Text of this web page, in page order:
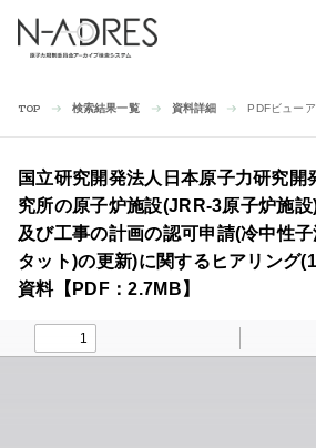
TOP 検索結果一覧 資料詳細 PDFビュー
国立研究開発法人日本原子力研究開
究所の原子炉施設(JRR-3原子炉施
及び工事の計画の認可申請(冷中性
タット)の更新)に関するヒアリング
資料【PDF：2.7MB】